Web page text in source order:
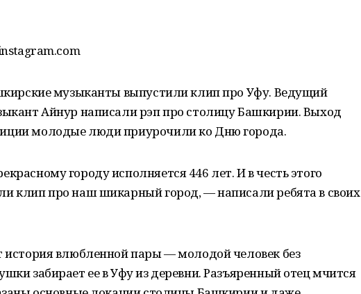
музыканты выпустили клип про Уфу. Ведущий
Айнур написали рэп про столицу Башкирии. Выход
молодые люди приурочили ко Дню города.
городу исполняется 446 лет. И в честь этого
клип про наш шикарный город, — написали ребята в своих
история влюбленной пары — молодой человек без
забирает ее в Уфу из деревни. Разъяренный отец мчится